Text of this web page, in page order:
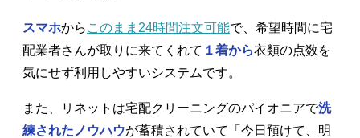
スマホから このまま24時間注文可能で、希望時間に宅
配業者さんが取りに来てくれて １着から衣類の点数を
気にせず利用しやすいシステムです。
また、リネットは宅配クリーニングのパイオニアで洗
練されたノウハウが蓄積されていて「今日預けて、明